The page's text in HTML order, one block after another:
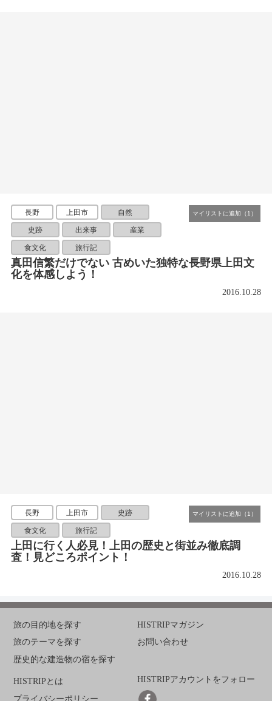
長野 上田市 自然
史跡 出来事 産業
食文化 旅行記
真田信繁だけでない 古めいた独特な長野県上田文
化を体感しよう！
2016.10.28
長野 上田市 史跡
食文化 旅行記
上田に行く人必見！上田の歴史と街並み徹底調
査！見どころポイント！
2016.10.28
旅の目的地を探す
旅のテーマを探す
歴史的な建造物の宿を探す
HISTRIPマガジン
お問い合わせ
HISTRIPとは
プライバシーポリシー
HISTRIPアカウントをフォロー